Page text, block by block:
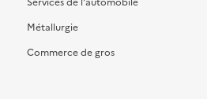
Métallurgie
Commerce de gros